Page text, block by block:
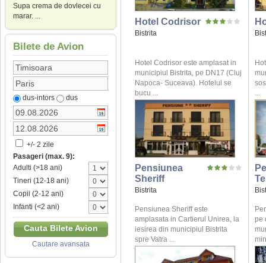
Supa crema de dovlecei cu
marar. ...
Bilete de Avion
dus-intors dus
+/- 2 zile
Pasageri (max. 9):
Adulti (>18 ani)
Tineri (12-18 ani)
Copii (2-12 ani)
Infanti (<2 ani)
Cauta Bilete Avion
Cautare avansata
Hotel Codrisor
Bistrita
Hotel Codrisor este amplasat in
municipiul Bistrita, pe DN17 (Cluj
Napoca- Suceava). Hotelul se
bucu ...
...
Pensiunea
Sheriff
Bistrita
Pensiunea Sheriff este
amplasata in Cartierul Unirea, la
iesirea din municipiul Bistrita
spre Vatra ...
pe